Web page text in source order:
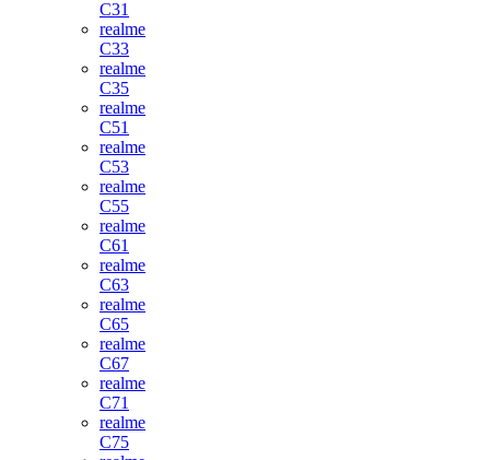
C31
realme
C33
realme
C35
realme
C51
realme
C53
realme
C55
realme
C61
realme
C63
realme
C65
realme
C67
realme
C71
realme
C75